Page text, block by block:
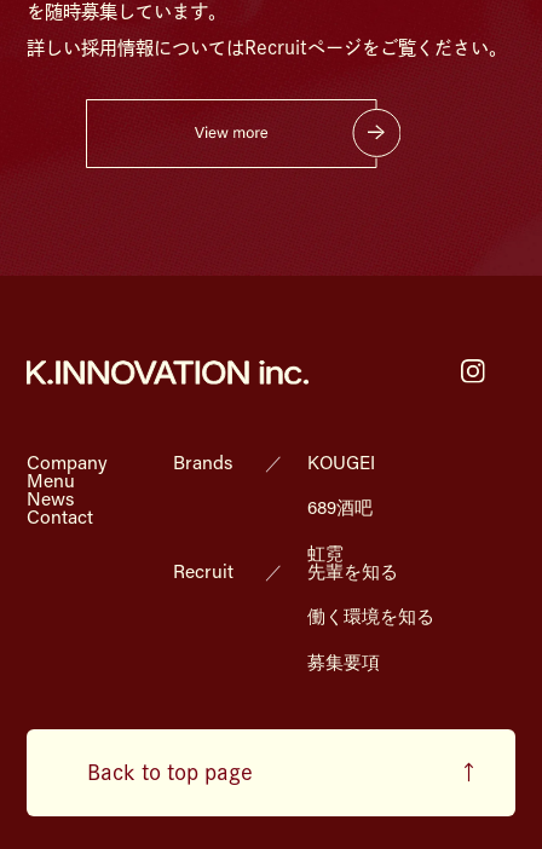
を随時募集しています。
詳しい採⽤情報については Recruitページをご覧ください。
Brands ／
KOUGEI
689酒吧
虹霓
Recruit ／
先輩を知る
働く環境を知る
募集要項
Company
Menu
News
Contact
Back to top page